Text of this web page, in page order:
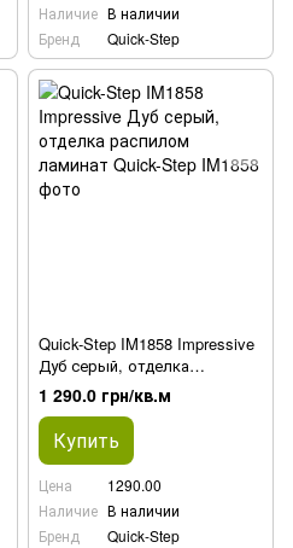
Наличие В наличии
Бренд
Quick-Step
Quick-Step IM1858 Impressive
Дуб серый, отделка
распилом ламинат
1 290.0 грн/кв.м
Купить
Цена
1290.00
Наличие В наличии
Бренд
Quick-Step